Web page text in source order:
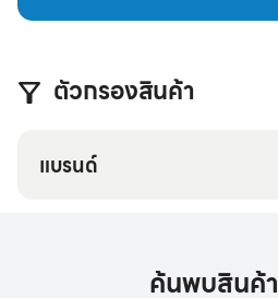
ตัวกรองสินค้า
แบรนด์
ค้นพบสินค้า